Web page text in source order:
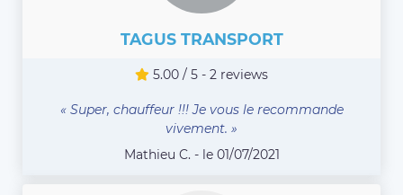
TAGUS TRANSPORT
5.00 / 5 - 2 reviews
« Super, chauffeur !!! Je vous le recommande
vivement. »
Mathieu C. - le 01/07/2021